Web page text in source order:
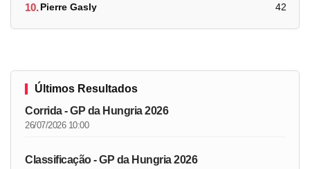
10.Pierre Gasly 42
Últimos Resultados
Corrida - GP da Hungria 2026
26/07/2026 10:00
Classificação - GP da Hungria 2026